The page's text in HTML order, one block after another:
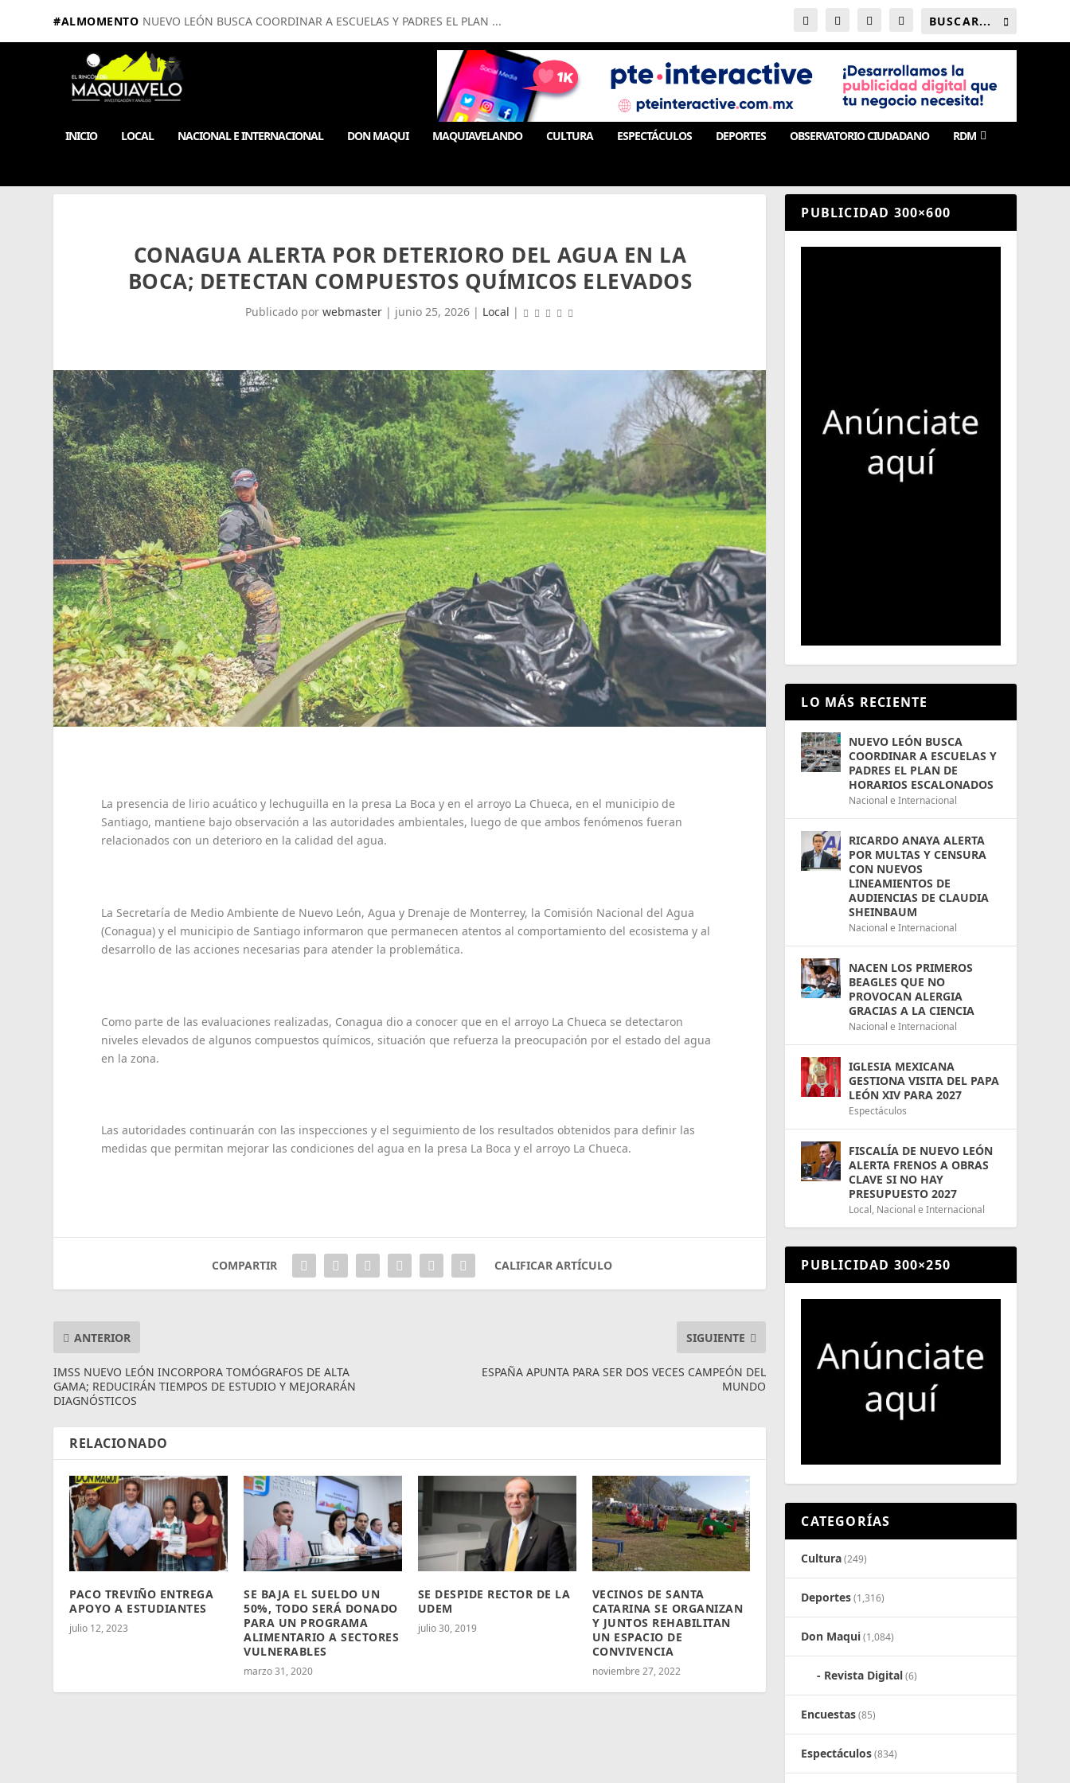
#ALMOMENTO NUEVO LEÓN BUSCA COORDINAR A ESCUELAS Y PADRES EL PLAN ...
INICIO LOCAL NACIONAL E INTERNACIONAL DON MAQUI MAQUIAVELANDO CULTURA ESPECTÁCULOS DEPORTES OBSERVATORIO CIUDADANO RDM
CONAGUA ALERTA POR DETERIORO DEL AGUA EN LA
BOCA; DETECTAN COMPUESTOS QUÍMICOS ELEVADOS
Publicado por webmaster| junio 25, 2026| Local |
La presencia de lirio acuático y lechuguilla en la presa La Boca y en el arroyo La Chueca, en el municipio de
Santiago, mantiene bajo observación a las autoridades ambientales, luego de que ambos fenómenos fueran
relacionados con un deterioro en la calidad del agua.
La Secretaría de Medio Ambiente de Nuevo León, Agua y Drenaje de Monterrey, la Comisión Nacional del Agua
(Conagua) y el municipio de Santiago informaron que permanecen atentos al comportamiento del ecosistema y al
desarrollo de las acciones necesarias para atender la problemática.
Como parte de las evaluaciones realizadas, Conagua dio a conocer que en el arroyo La Chueca se detectaron
niveles elevados de algunos compuestos químicos, situación que refuerza la preocupación por el estado del agua
en la zona.
Las autoridades continuarán con las inspecciones y el seguimiento de los resultados obtenidos para definir las
medidas que permitan mejorar las condiciones del agua en la presa La Boca y el arroyo La Chueca.
COMPARTIR CALIFICAR ARTÍCULO
ANTERIOR
IMSS NUEVO LEÓN INCORPORA TOMÓGRAFOS DE ALTA
GAMA; REDUCIRÁN TIEMPOS DE ESTUDIO Y MEJORARÁN
DIAGNÓSTICOS
SIGUIENTE
ESPAÑA APUNTA PARA SER DOS VECES CAMPEÓN DEL
MUNDO
RELACIONADO
PACO TREVIÑO ENTREGA
APOYO A ESTUDIANTES
julio 12, 2023
SE BAJA EL SUELDO UN
50%, TODO SERÁ DONADO
PARA UN PROGRAMA
ALIMENTARIO A SECTORES
VULNERABLES
marzo 31, 2020
SE DESPIDE RECTOR DE LA
UDEM
julio 30, 2019
VECINOS DE SANTA
CATARINA SE ORGANIZAN
Y JUNTOS REHABILITAN
UN ESPACIO DE
CONVIVENCIA
noviembre 27, 2022
PUBLICIDAD 300×600
LO MÁS RECIENTE
NUEVO LEÓN BUSCA
COORDINAR A ESCUELAS Y
PADRES EL PLAN DE
HORARIOS ESCALONADOS
Nacional e Internacional
RICARDO ANAYA ALERTA
POR MULTAS Y CENSURA
CON NUEVOS
LINEAMIENTOS DE
AUDIENCIAS DE CLAUDIA
SHEINBAUM
Nacional e Internacional
NACEN LOS PRIMEROS
BEAGLES QUE NO
PROVOCAN ALERGIA
GRACIAS A LA CIENCIA
Nacional e Internacional
IGLESIA MEXICANA
GESTIONA VISITA DEL PAPA
LEÓN XIV PARA 2027
Espectáculos
FISCALÍA DE NUEVO LEÓN
ALERTA FRENOS A OBRAS
CLAVE SI NO HAY
PRESUPUESTO 2027
Local, Nacional e Internacional
PUBLICIDAD 300×250
CATEGORÍAS
Cultura(249)
Deportes(1,316)
Don Maqui(1,084)
Revista Digital(6)
Encuestas(85)
Espectáculos(834)